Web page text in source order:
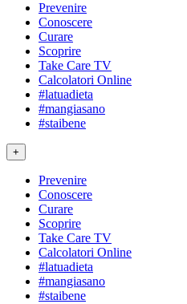
Prevenire
Conoscere
Curare
Scoprire
Take Care TV
Calcolatori Online
#latuadieta
#mangiasano
#staibene
+
Prevenire
Conoscere
Curare
Scoprire
Take Care TV
Calcolatori Online
#latuadieta
#mangiasano
#staibene